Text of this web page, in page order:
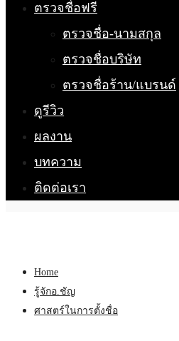
ตรวจชื่อฟรี
ตรวจชื่อ-นามสกุล
ตรวจชื่อบริษัท
ตรวจชื่อร้าน/แบรนด์
ดูรีวิว
ผลงาน
บทความ
ติดต่อเรา
Home
รู้จักอ.ชัญ
ศาสตร์ในการตั้งชื่อ